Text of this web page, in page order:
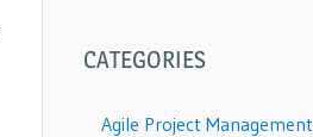
CATEGORIES
Agile Project Management